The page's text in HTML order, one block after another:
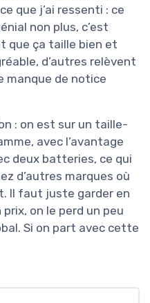
que j’ai ressenti : ce
non plus, c’est
que ça taille bien et
d’autres relèvent
manque de notice
: on est sur un taille-
avec l’avantage
deux batteries, ce qui
d’autres marques où
Il faut juste garder en
on le perd un peu
Si on part avec cette